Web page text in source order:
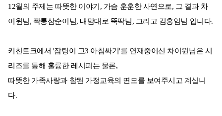
12월의 주제는 따뜻한 이야기, 가슴 훈훈한 사연으로, 그 결과 차
이윈님, 짝퉁삼순이님, 내맘대로 뚝딱님, 그리고 김흥임님 입니다.
키친토크에서 '잠팅이 고3 아침싸기'를 연재중이신 차이윈님은 시
리즈를 통해 훌륭한 레시피는 물론,
따뜻한 가족사랑과 참된 가정교육의 면모를 보여주시고 계십니
다.